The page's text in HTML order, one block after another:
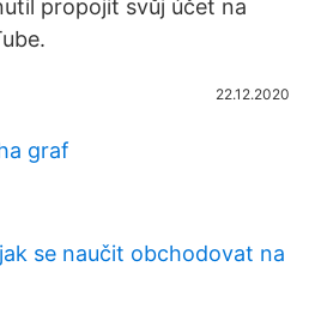
propojit svůj účet na
22.12.2020
graf
se naučit obchodovat na